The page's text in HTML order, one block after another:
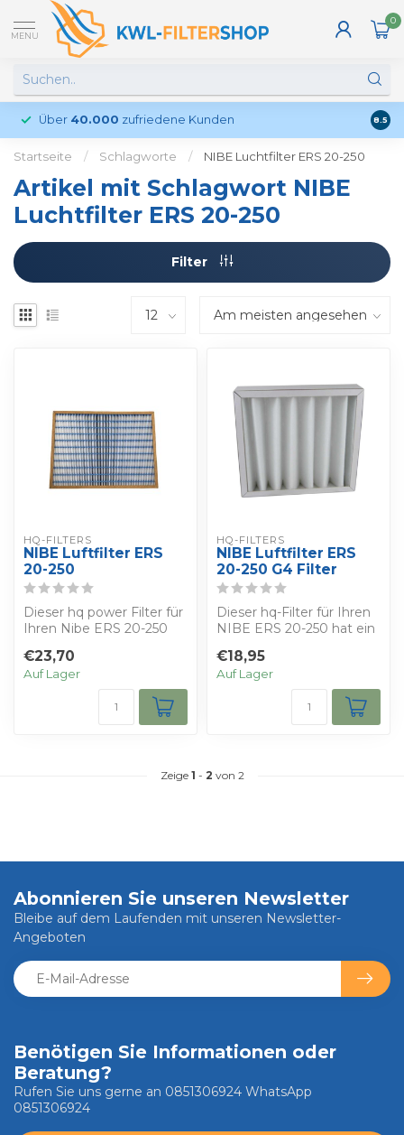
MENU
0
Über 40.000 zufriedene Kunden 8.5
Startseite / Schlagworte / NIBE Luchtfilter ERS 20-250
Artikel mit Schlagwort NIBE
Luchtfilter ERS 20-250
Filter
HQ-FILTERS
NIBE Luftfilter ERS
20-250
Dieser hq power Filter für
Ihren Nibe ERS 20-250
vor Fe...
€23,70
Auf Lager
HQ-FILTERS
NIBE Luftfilter ERS
20-250 G4 Filter
Dieser hq-Filter für Ihren
NIBE ERS 20-250 hat ein
in e...
€18,95
Auf Lager
Zeige 1 - 2 von 2
Benötigen Sie Informationen oder
Beratung?
Rufen Sie uns gerne an 0851306924 WhatsApp
0851306924
Abonnieren Sie unseren Newsletter
Bleibe auf dem Laufenden mit unseren Newsletter-
Angeboten